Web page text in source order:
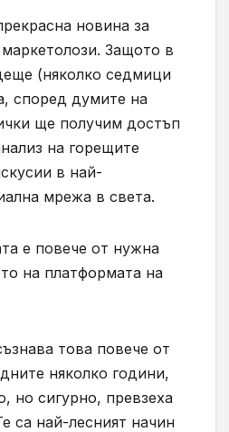
новина за
Защото в
(няколко седмици
според думите на
ще получим достъп
на горещите
в най-
мрежа в света.
е повече от нужна
на платформата на
това повече от
няколко години,
но сигурно, превзеха
са най-лесният начин